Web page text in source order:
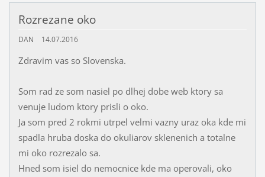
Rozrezane oko
DAN 14.07.2016
Zdravim vas so Slovenska.
Som rad ze som nasiel po dlhej dobe web ktory sa
venuje ludom ktory prisli o oko.
Ja som pred 2 rokmi utrpel velmi vazny uraz oka kde mi
spadla hruba doska do okuliarov sklenenich a totalne
mi oko rozrezalo sa.
Hned som isiel do nemocnice kde ma operovali, oko